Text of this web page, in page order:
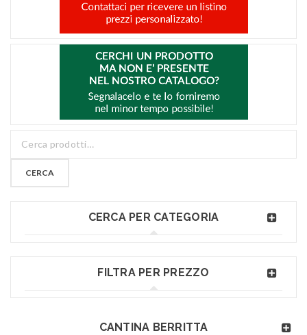
CERCA
CERCA PER CATEGORIA
FILTRA PER PREZZO
CANTINA BERRITTA